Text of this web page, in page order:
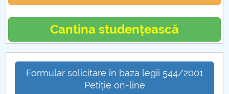
Cantina studențească
Formular solicitare în baza legii 544/2001
Petiție on-line